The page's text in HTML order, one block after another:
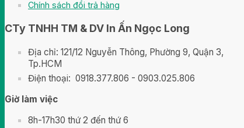
Chính sách đổi trả hàng
CTy TNHH TM & DV In Ấn Ngọc Long
Địa chỉ: 121/12 Nguyễn Thông, Phường 9, Quận 3,
Tp.HCM
Điện thoại: 0918.377.806 - 0903.025.806
Giờ làm việc
8h-17h30 thứ 2 đến thứ 6